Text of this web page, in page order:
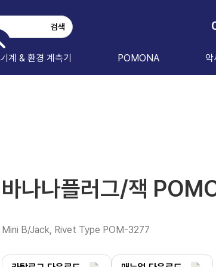
기계 & 환경 계측기 POMONA 악
바나나플러그/잭
Mini B/Jack, Rivet Type POM-3277